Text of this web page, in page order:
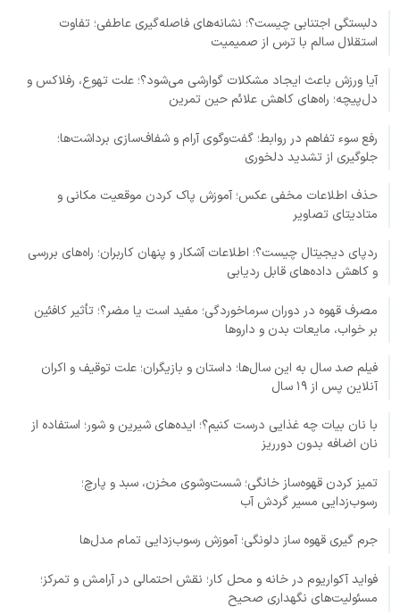
دلبستگی اجتنابی چیست؟؛ نشانه‌های فاصله‌گیری عاطفی؛ تفاوت
استقلال سالم با ترس از صمیمیت
آیا ورزش باعث ایجاد مشکلات گوارشی می‌شود؟؛ علت تهوع، رفلاکس و
دل‌پیچه؛ راه‌های کاهش علائم حین تمرین
رفع سوء تفاهم در روابط؛ گفت‌وگوی آرام و شفاف‌سازی برداشت‌ها؛
جلوگیری از تشدید دلخوری
حذف اطلاعات مخفی عکس؛ آموزش پاک کردن موقعیت مکانی و
متادیتای تصاویر
ردپای دیجیتال چیست؟؛ اطلاعات آشکار و پنهان کاربران؛ راه‌های بررسی
و کاهش داده‌های قابل ردیابی
مصرف قهوه در دوران سرماخوردگی؛ مفید است یا مضر؟؛ تأثیر کافئین
بر خواب، مایعات بدن و داروها
فیلم صد سال به این سال‌ها؛ داستان و بازیگران؛ علت توقیف و اکران
آنلاین پس از ۱۹ سال
با نان بیات چه غذایی درست کنیم؟؛ ایده‌های شیرین و شور؛ استفاده از
نان اضافه بدون دورریز
تمیز کردن قهوه‌ساز خانگی؛ شست‌وشوی مخزن، سبد و پارچ؛
رسوب‌زدایی مسیر گردش آب
جرم گیری قهوه ساز دلونگی؛ آموزش رسوب‌زدایی تمام مدل‌ها
فواید آکواریوم در خانه و محل کار؛ نقش احتمالی در آرامش و تمرکز؛
مسئولیت‌های نگهداری صحیح